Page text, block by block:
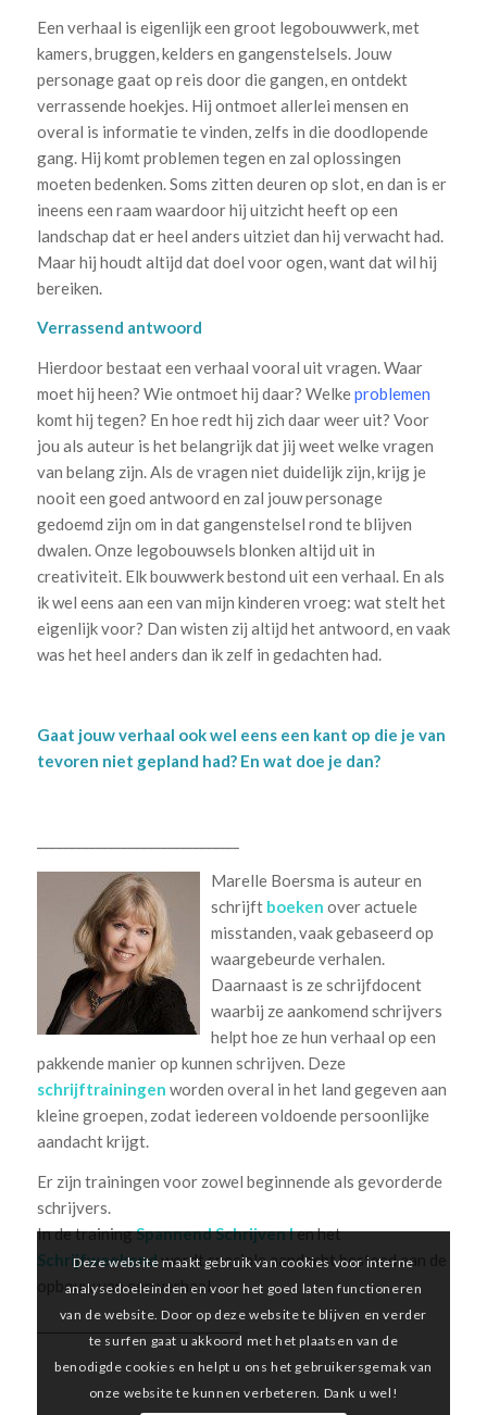
Een verhaal is eigenlijk een groot legobouwwerk, met
kamers, bruggen, kelders en gangenstelsels. Jouw
personage gaat op reis door die gangen, en ontdekt
verrassende hoekjes. Hij ontmoet allerlei mensen en
overal is informatie te vinden, zelfs in die doodlopende
gang. Hij komt problemen tegen en zal oplossingen
moeten bedenken. Soms zitten deuren op slot, en dan is er
ineens een raam waardoor hij uitzicht heeft op een
landschap dat er heel anders uitziet dan hij verwacht had.
Maar hij houdt altijd dat doel voor ogen, want dat wil hij
bereiken.
Verrassend antwoord
Hierdoor bestaat een verhaal vooral uit vragen. Waar
moet hij heen? Wie ontmoet hij daar? Welkeproblemen
komt hij tegen? En hoe redt hij zich daar weer uit? Voor
jou als auteur is het belangrijk dat jij weet welke vragen
van belang zijn. Als de vragen niet duidelijk zijn, krijg je
nooit een goed antwoord en zal jouw personage
gedoemd zijn om in dat gangenstelsel rond te blijven
dwalen. Onze legobouwsels blonken altijd uit in
creativiteit. Elk bouwwerk bestond uit een verhaal. En als
ik wel eens aan een van mijn kinderen vroeg: wat stelt het
eigenlijk voor? Dan wisten zij altijd het antwoord, en vaak
was het heel anders dan ik zelf in gedachten had.
Gaat jouw verhaal ook wel eens een kant op die je van
tevoren niet gepland had? En wat doe je dan?
Marelle Boersma is auteur en
schrijft boeken over actuele
misstanden, vaak gebaseerd op
waargebeurde verhalen.
Daarnaast is ze schrijfdocent
waarbij ze aankomend schrijvers
helpt hoe ze hun verhaal op een
pakkende manier op kunnen schrijven. Deze
schrijftrainingen worden overal in het land gegeven aan
kleine groepen, zodat iedereen voldoende persoonlijke
aandacht krijgt.
Er zijn trainingen voor zowel beginnende als gevorderde
schrijvers.
In de trainingSpannend Schrijven Ien het
Schrijfweekendwordt speciale aandacht besteed aan de
opbouw van een verhaal.
_______________________________
Deze website maakt gebruik van cookies voor interne
analysedoeleinden en voor het goed laten functioneren
van de website. Door op deze website te blijven en verder
te surfen gaat u akkoord met het plaatsen van de
benodigde cookies en helpt u ons het gebruikersgemak van
onze website te kunnen verbeteren. Dank u wel!